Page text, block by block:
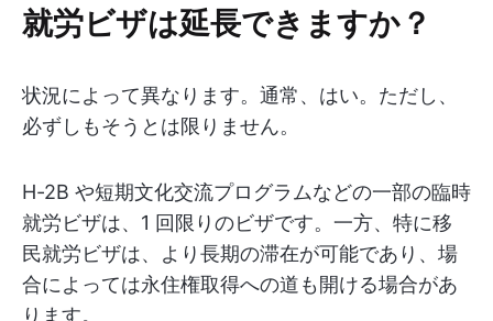
就労ビザは延長できますか？
状況によって異なります。通常、はい。ただし、
必ずしもそうとは限りません。
H-2B や短期文化交流プログラムなどの一部の臨時
就労ビザは、1 回限りのビザです。一方、特に移
民就労ビザは、より長期の滞在が可能であり、場
合によっては永住権取得への道も開ける場合があ
ります。